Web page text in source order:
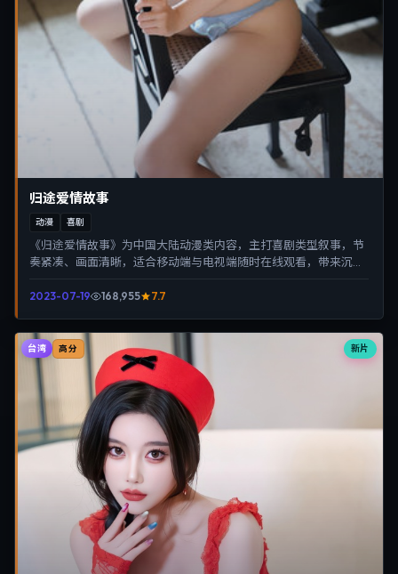
归途爱情故事
动漫 喜剧
《归途爱情故事》为中国大陆动漫类内容，主打喜剧类型叙事，节
奏紧凑、画面清晰，适合移动端与电视端随时在线观看，带来沉浸
2023-07-19 168,955 7.7
新片
台湾 高分